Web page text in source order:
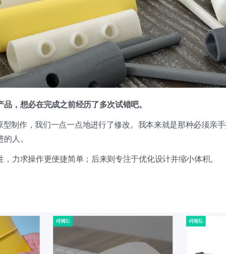
，想必在完成之前经历了多次试错吧。
型制作，我们一点一点地进行了修改。我本来就是那种必须亲
人。
力求操作更便捷简单；后来则专注于优化设计并缩小体积。